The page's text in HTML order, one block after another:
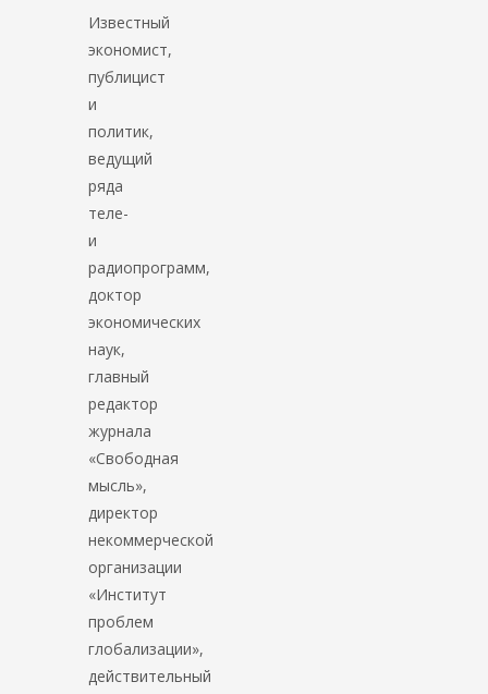
Известный
экономист,
публицист
и
политик,
ведущий
ряда
теле-
и
радиопрограмм,
доктор
экономических
наук,
главный
редактор
журнала
«Свободная
мысль»,
директор
некоммерческой
организации
«Институт
проблем
глобализации»,
действительный